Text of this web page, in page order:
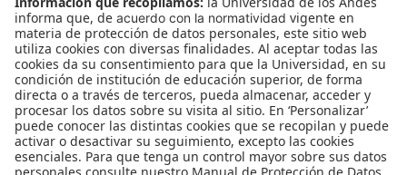
CONTÁCTANOS
cerosetenta@uniandes.edu.co
BOGOTÁ, COLOMBIA
NEWSLETTER